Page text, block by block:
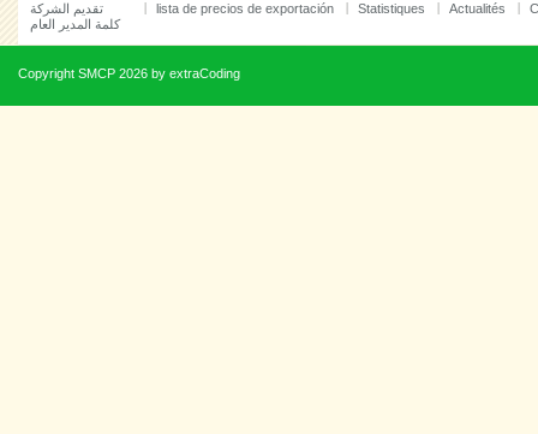
تقديم الشركة
كلمة المدير العام
lista de precios de exportación Statistiques Actualités
Copyright SMCP 2026 by extraCoding